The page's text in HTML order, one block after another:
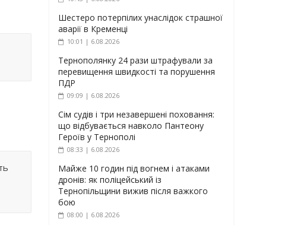
Шестеро потерпілих унаслідок страшної
аварії в Кременці
10:01 | 6.08.2026
Тернополянку 24 рази штрафували за
перевищення швидкості та порушення
ПДР
09:09 | 6.08.2026
Сім судів і три незавершені поховання:
що відбувається навколо Пантеону
Героїв у Тернополі
08:33 | 6.08.2026
Майже 10 годин під вогнем і атаками
дронів: як поліцейський із
Тернопільщини вижив після важкого
бою
08:00 | 6.08.2026